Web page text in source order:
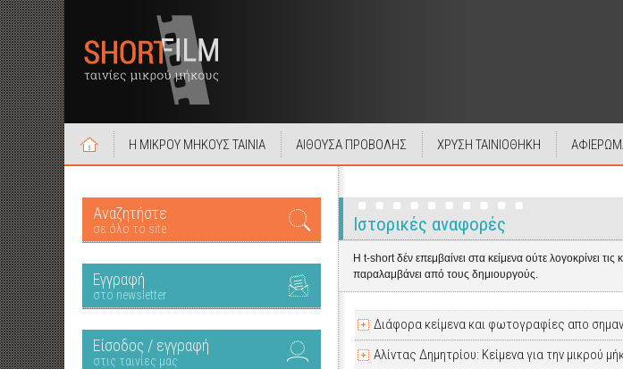
Η ΜΙΚΡΟΥ ΜΗΚΟΥΣ ΤΑΙΝΙΑ ΑΙΘΟΥΣΑ ΠΡΟΒΟΛΗΣ ΧΡΥΣΗ ΤΑΙΝΙΟΘΗΚΗ
Αναζητήστε
σε όλο το site
Εγγραφή
στο newsletter
Είσοδος / εγγραφή
στις ταινίες μας
Ιστορικές αναφορές
Η t-short δέν επεμβαίνει στα κείμενα ούτε λογοκρίνει
παραλαμβάνει από τους δημιουργούς.
Διάφορα κείμενα και φωτογραφίες απο
Αλίντας Δημητρίου: Κείμενα για την μικρού